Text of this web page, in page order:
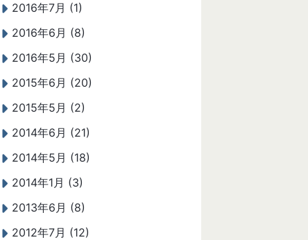
2016年7月 (1)
2016年6月 (8)
2016年5月 (30)
2015年6月 (20)
2015年5月 (2)
2014年6月 (21)
2014年5月 (18)
2014年1月 (3)
2013年6月 (8)
2012年7月 (12)